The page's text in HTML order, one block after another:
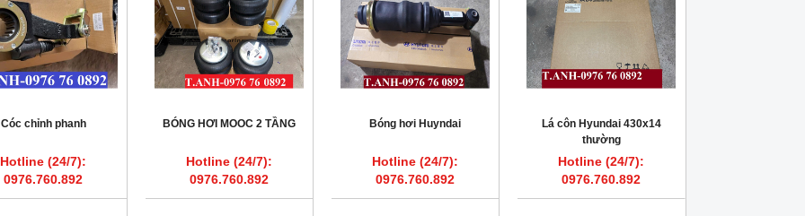
Cóc chỉnh phanh
Hotline (24/7):
0976.760.892
BÓNG HƠI MOOC 2 TẦNG
Hotline (24/7):
0976.760.892
Bóng hơi Huyndai
Hotline (24/7):
0976.760.892
Lá côn Hyundai 430x14
thường
Hotline (24/7):
0976.760.892